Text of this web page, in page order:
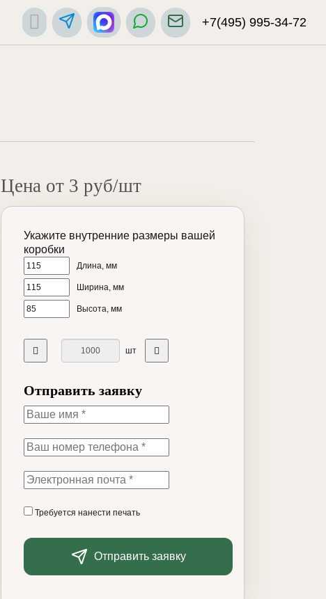
+7(495) 995-34-72
Цена от 3 руб/шт
Укажите внутренние размеры вашей
коробки
Длина, мм
Ширина, мм
Высота, мм
шт
Отправить заявку
Требуется нанести печать
Отправить заявку